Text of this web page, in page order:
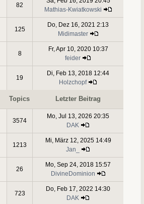
82
Mathias-Kwiatkowski
125
Do, Dez 16, 2021 2:13
Midimaster
8
Fr, Apr 10, 2020 10:37
feider
19
Di, Feb 13, 2018 12:44
Holzchopf
Topics Letzter Beitrag
3574
Mo, Jul 13, 2026 20:35
DAK
1213
Mi, März 12, 2025 14:49
Jan_
26
Mo, Sep 24, 2018 15:57
DivineDominion
723
Do, Feb 17, 2022 14:30
DAK